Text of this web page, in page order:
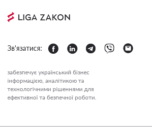
Зв'язатися:
забезпечує український бізнес
інформацією, аналітикою та
технологічними рішеннями для
ефективної та безпечної роботи.